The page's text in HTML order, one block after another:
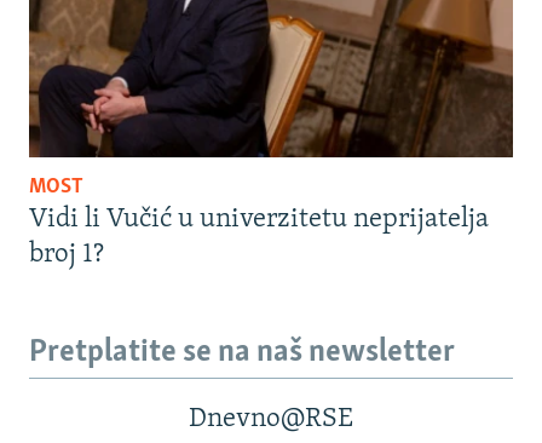
MOST
Vidi li Vučić u univerzitetu neprijatelja
broj 1?
Pretplatite se na naš newsletter
Dnevno@RSE